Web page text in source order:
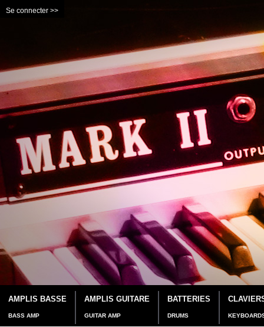
Se connecter >>
AMPLIS BASSE
BASS AMP
AMPLIS GUITARE
GUITAR AMP
BATTERIES
DRUMS